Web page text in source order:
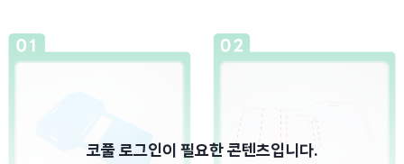
코풀 로그인이 필요한 콘텐츠입니다.